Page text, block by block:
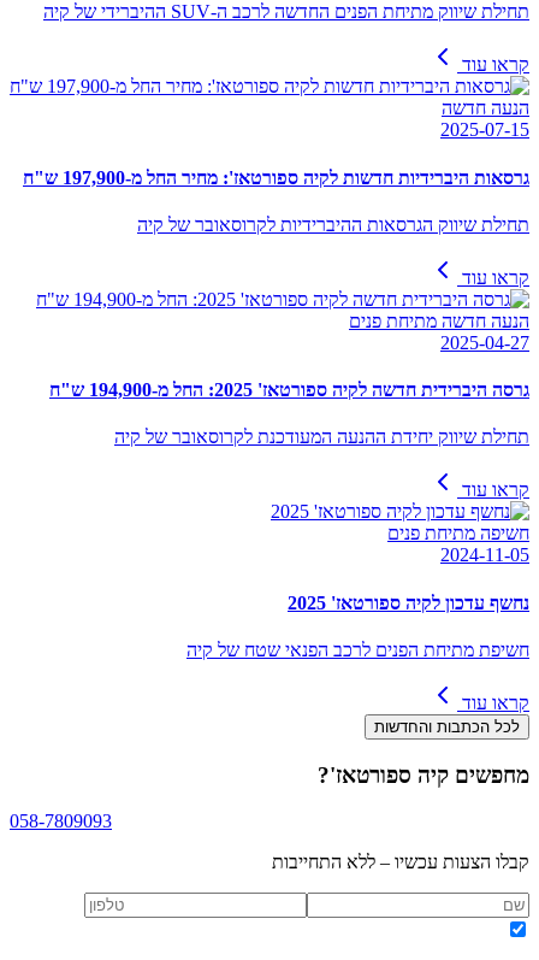
תחילת שיווק מתיחת הפנים החדשה לרכב ה-SUV ההיברידי של קיה
קראו עוד
הנעה חדשה
2025-07-15
גרסאות היברידיות חדשות לקיה ספורטאז': מחיר החל מ-197,900 ש"ח
תחילת שיווק הגרסאות ההיברידיות לקרוסאובר של קיה
קראו עוד
הנעה חדשה מתיחת פנים
2025-04-27
גרסה היברידית חדשה לקיה ספורטאז' 2025: החל מ-194,900 ש"ח
תחילת שיווק יחידת ההנעה המעודכנת לקרוסאובר של קיה
קראו עוד
חשיפה מתיחת פנים
2024-11-05
נחשף עדכון לקיה ספורטאז' 2025
חשיפת מתיחת הפנים לרכב הפנאי שטח של קיה
קראו עוד
לכל הכתבות והחדשות
מחפשים קיה ספורטאז'?
058-7809093
קבלו הצעות עכשיו – ללא התחייבות